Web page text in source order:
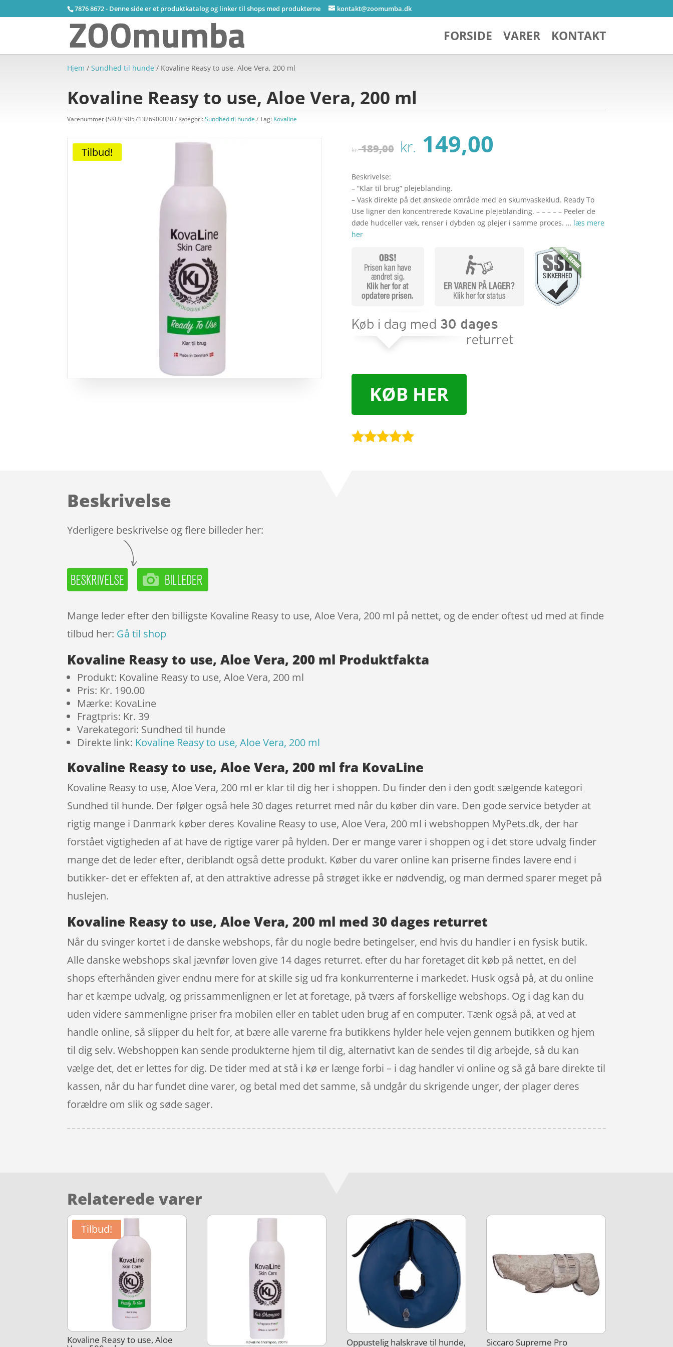
7876 8672 - Denne side er et produktkatalog og linker til shops med produkterne kontakt@zoomumba.dk
FORSIDE VARER KONTAKT
Hjem /Sundhed til hunde / Kovaline Reasy to use, Aloe Vera, 200 ml
Kovaline Reasy to use, Aloe Vera, 200 ml
Varenummer (SKU):90571326900020 Kategori:Sundhed til hunde Tag: Kovaline
Tilbud! kr.189,00 Den
oprindelige
var:
kr. 189,00.
kr. 149,00
kr. 149,00.
Beskrivelse:
– “Klar til brug” plejeblanding.
– Vask direkte på det ønskede område med en skumvaskeklud. Ready To
Use ligner den koncentrerede KovaLine plejeblanding. – – – – – Peeler de
døde hudceller væk, renser i dybden og plejer i samme proces. … læs mere
her
KØB HER
Beskrivelse
Yderligere beskrivelse og flere billeder her:
Mange leder efter den billigste Kovaline Reasy to use, Aloe Vera, 200 ml på nettet, og de ender oftest ud med at finde
tilbud her: Gå til shop
Kovaline Reasy to use, Aloe Vera, 200 ml Produktfakta
Produkt: Kovaline Reasy to use, Aloe Vera, 200 ml
Pris: Kr. 190.00
Mærke: KovaLine
Fragtpris: Kr. 39
Varekategori: Sundhed til hunde
Direkte link: Kovaline Reasy to use, Aloe Vera, 200 ml
Kovaline Reasy to use, Aloe Vera, 200 ml fra KovaLine
Kovaline Reasy to use, Aloe Vera, 200 ml er klar til dig her i shoppen. Du finder den i den godt sælgende kategori
Sundhed til hunde. Der følger også hele 30 dages returret med når du køber din vare. Den gode service betyder at
rigtig mange i Danmark køber deres Kovaline Reasy to use, Aloe Vera, 200 ml i webshoppen MyPets.dk, der har
forstået vigtigheden af at have de rigtige varer på hylden. Der er mange varer i shoppen og i det store udvalg finder
mange det de leder efter, deriblandt også dette produkt. Køber du varer online kan priserne findes lavere end i
butikker- det er effekten af, at den attraktive adresse på strøget ikke er nødvendig, og man dermed sparer meget på
huslejen.
Kovaline Reasy to use, Aloe Vera, 200 ml med 30 dages returret
Når du svinger kortet i de danske webshops, får du nogle bedre betingelser, end hvis du handler i en fysisk butik.
Alle danske webshops skal jævnfør loven give 14 dages returret. efter du har foretaget dit køb på nettet, en del
shops efterhånden giver endnu mere for at skille sig ud fra konkurrenterne i markedet. Husk også på, at du online
har et kæmpe udvalg, og prissammenlignen er let at foretage, på tværs af forskellige webshops. Og i dag kan du
uden videre sammenligne priser fra mobilen eller en tablet uden brug af en computer. Tænk også på, at ved at
handle online, så slipper du helt for, at bære alle varerne fra butikkens hylder hele vejen gennem butikken og hjem
til dig selv. Webshoppen kan sende produkterne hjem til dig, alternativt kan de sendes til dig arbejde, så du kan
vælge det, det er lettes for dig. De tider med at stå i kø er længe forbi – i dag handler vi online og så gå bare direkte til
kassen, når du har fundet dine varer, og betal med det samme, så undgår du skrigende unger, der plager deres
forældre om slik og søde sager.
Relaterede varer
Tilbud!
Kovaline Reasy to use, Aloe Oppustelig halskrave til hunde, Siccaro Supreme Pro